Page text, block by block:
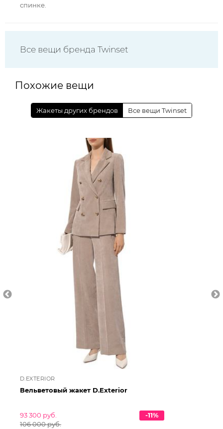
спинке.
Все вещи бренда Twinset
Похожие вещи
Жакеты других брендов Все вещи Twinset
D.EXTERIOR
Вельветовый жакет D.Exterior
93 300 руб.
106 000 руб.
-11%